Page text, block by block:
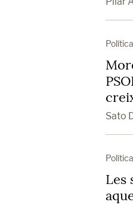
Política
Sato
Política
Les